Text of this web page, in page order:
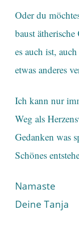
Oder du
baust
es auch ist,
etwas anderes
Ich kann nur
Weg als
Gedanken was
Schönes
Namaste
Deine Tanja